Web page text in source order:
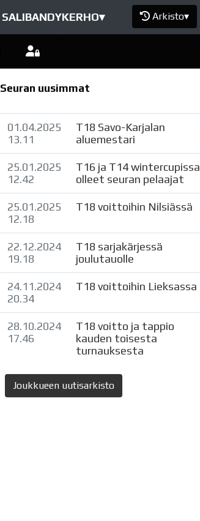
SALIBANDYKERHO▾ Arkisto▾
Seuran uusimmat
01.04.2025
13.11
T18 Savo-Karjalan
aluemestari
25.01.2025
12.42
T16 ja T14 wintercupissa
olleet seuran pelaajat
25.01.2025
12.18
T18 voittoihin Nilsiässä
22.12.2024
19.18
T18 sarjakärjessä
joulutauolle
24.11.2024
20.34
T18 voittoihin Lieksassa
28.10.2024
17.46
T18 voitto ja tappio
kauden toisesta
turnauksesta
Joukkueen uutisarkisto